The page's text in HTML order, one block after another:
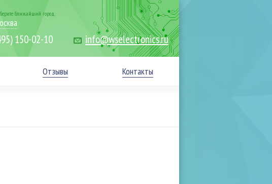
ближайший город:
150-02-10 info@wselectronics.ru
Отзывы Контакты